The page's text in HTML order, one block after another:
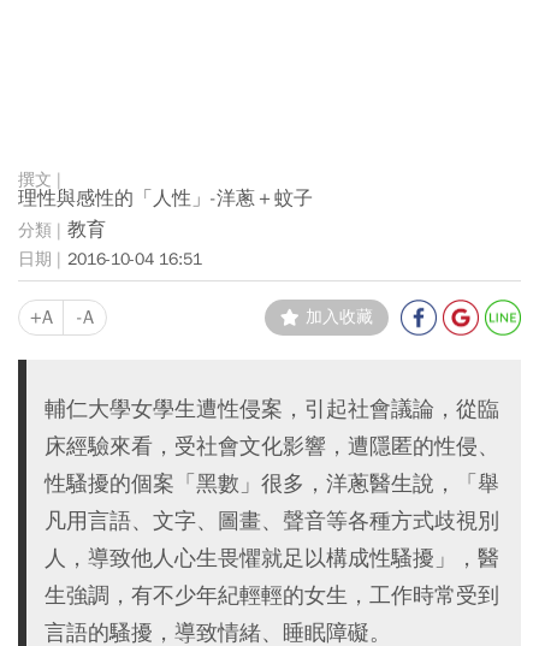
理性與感性的「人性」-洋蔥＋蚊子
教育
2016-10-04 16:51
+A -A 加入收藏
輔仁大學女學生遭性侵案，引起社會議論，從臨
床經驗來看，受社會文化影響，遭隱匿的性侵、
性騷擾的個案「黑數」很多，洋蔥醫生說，「舉
凡用言語、文字、圖畫、聲音等各種方式歧視別
人，導致他人心生畏懼就足以構成性騷擾」，醫
生強調，有不少年紀輕輕的女生，工作時常受到
言語的騷擾，導致情緒、睡眠障礙。